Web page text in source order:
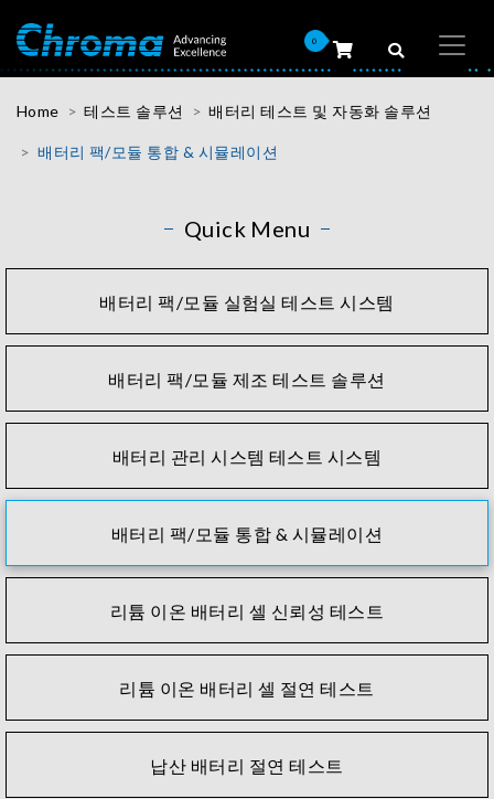
0
Home 테스트 솔루션 배터리 테스트 및 자동화 솔루션
배터리 팩/모듈 통합 & 시뮬레이션
Quick Menu
배터리 팩/모듈 실험실 테스트 시스템
배터리 팩/모듈 제조 테스트 솔루션
배터리 관리 시스템 테스트 시스템
배터리 팩/모듈 통합 & 시뮬레이션
리튬 이온 배터리 셀 신뢰성 테스트
리튬 이온 배터리 셀 절연 테스트
납산 배터리 절연 테스트